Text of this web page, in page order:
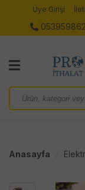
Üye Girişi
Anasayfa